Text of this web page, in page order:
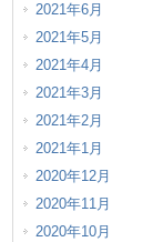
2021年6月
2021年5月
2021年4月
2021年3月
2021年2月
2021年1月
2020年12月
2020年11月
2020年10月